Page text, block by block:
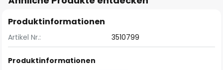
Produktinformationen
Artikel Nr.: 3510799
Produktinformationen